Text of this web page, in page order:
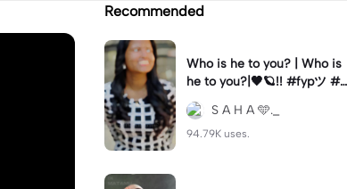
Recommended
Who is he to you? | Who is
he to you?|🖤🪐!! #fypツ⁠ #t
amilsong#bgm#trending🔥
S A H A 🩵._
94.79K uses.